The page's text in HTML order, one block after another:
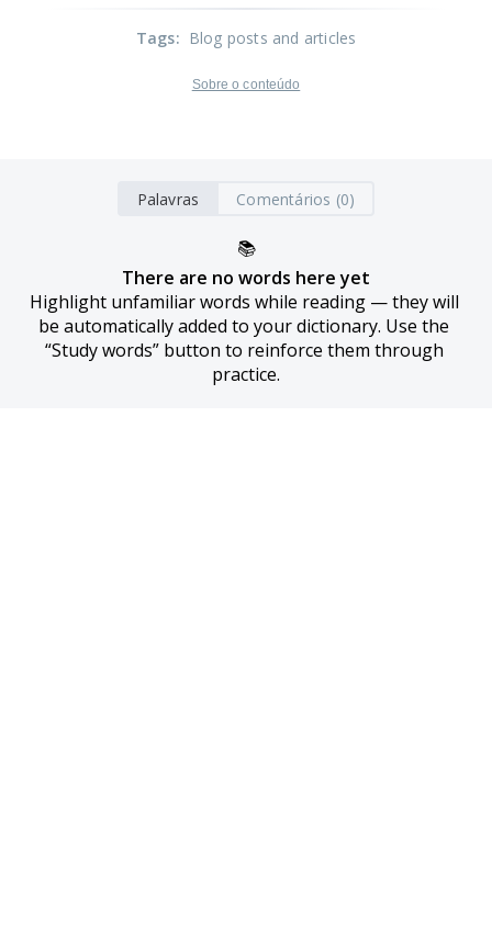
Tags: Blog posts and articles
Sobre o conteúdo
Palavras Comentários (0)
📚
There are no words here yet
Highlight unfamiliar words while reading — they will
be automatically added to your dictionary. Use the
“Study words” button to reinforce them through
practice.